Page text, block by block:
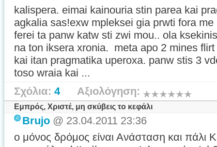
kalispera. eimai kainouria stin parea kai
agkalia sas!exw mpleksei gia prwti fora
ferei ta panw katw sti zwi mou.. ola
na ton iksera xronia. meta apo 2 mines
kai itan pragmatika uperoxa. panw stis 3
toso wraia kai ...
Σχόλια: 4Αξιολόγηση:
Εμπρός, Χριστέ, μη σκύβεις το κεφάλι
Brujo @ 23.04.2011 23:36
ο μόνος δρόμος είναι Ανάσταση και πάλι